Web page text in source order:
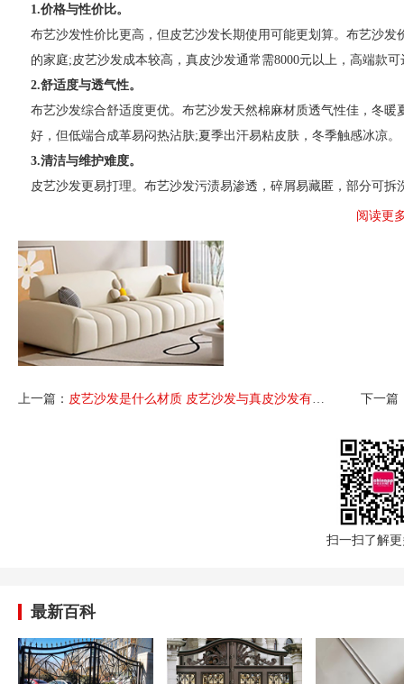
1.价格与性价比‌。
布艺沙发性价比更高，但皮艺沙发长期使用可能更划算。布艺沙
的家庭;皮艺沙发成本较高，真皮沙发通常需8000元以上，高端款
‌2.舒适度与透气性‌。
布艺沙发综合舒适度更优。布艺沙发天然棉麻材质透气性佳，冬
好，但低端合成革易闷热沾肤;夏季出汗易粘皮肤，冬季触感冰凉。‌
3‌.清洁与维护难度‌。
皮艺沙发更易打理。布艺沙发污渍易渗透，碎屑易藏匿，部分可
不易藏灰藏螨，但需定期专用护理剂保养，避免划痕和老化。‌
真皮沙发更耐用，但需投入维护成本，布艺沙发更换成本低。布
质皮艺沙发保养得当可用10年以上，但低端产品易开裂脱皮，宠物
5‌.风格与家居适配性‌。
布艺沙发风格灵活，皮艺沙发更显大气。布艺沙发颜色、花纹多
(黑、棕、米白)，适合欧式、轻奢等豪华风格，提升空间档次。‌
阅读更
上一篇： 皮艺沙发是什么材质 皮艺沙发与真皮沙发有什么区别 下一篇
扫一扫了解
最新百科